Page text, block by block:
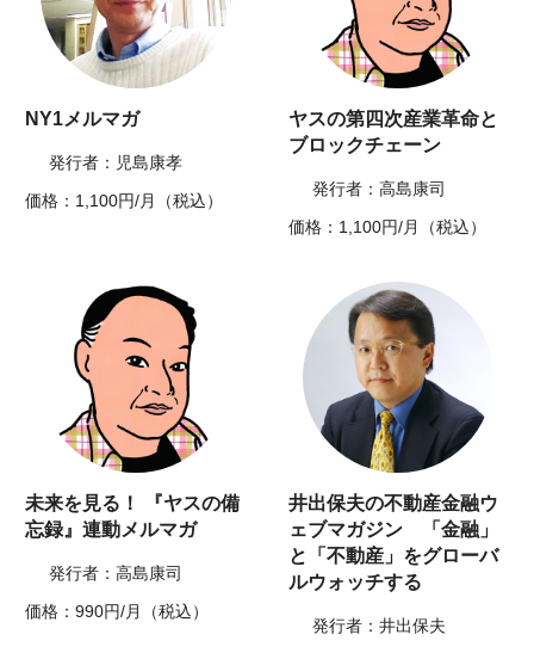
NY1メルマガ
発行者：児島康孝
価格：1,100円/月（税込）
ヤスの第四次産業革命と
ブロックチェーン
発行者：高島康司
価格：1,100円/月（税込）
未来を見る！ 『ヤスの備
忘録』連動メルマガ
発行者：高島康司
価格：990円/月（税込）
井出保夫の不動産金融ウ
ェブマガジン 「金融」
と「不動産」をグローバ
ルウォッチする
発行者：井出保夫